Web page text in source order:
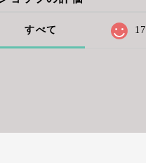
すべて 17